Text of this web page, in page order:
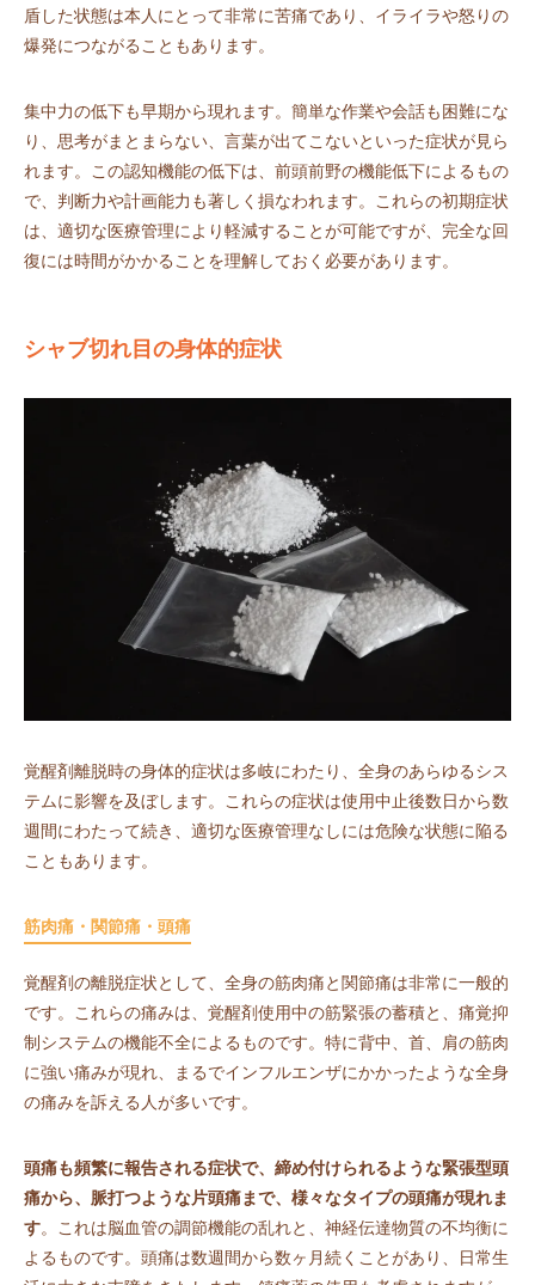
盾した状態は本人にとって非常に苦痛であり、イライラや怒りの
爆発につながることもあります。
集中力の低下も早期から現れます。簡単な作業や会話も困難にな
り、思考がまとまらない、言葉が出てこないといった症状が見ら
れます。この認知機能の低下は、前頭前野の機能低下によるもの
で、判断力や計画能力も著しく損なわれます。これらの初期症状
は、適切な医療管理により軽減することが可能ですが、完全な回
復には時間がかかることを理解しておく必要があります。
シャブ切れ目の身体的症状
覚醒剤離脱時の身体的症状は多岐にわたり、全身のあらゆるシス
テムに影響を及ぼします。これらの症状は使用中止後数日から数
週間にわたって続き、適切な医療管理なしには危険な状態に陥る
こともあります。
筋肉痛・関節痛・頭痛
覚醒剤の離脱症状として、全身の筋肉痛と関節痛は非常に一般的
です。これらの痛みは、覚醒剤使用中の筋緊張の蓄積と、痛覚抑
制システムの機能不全によるものです。特に背中、首、肩の筋肉
に強い痛みが現れ、まるでインフルエンザにかかったような全身
の痛みを訴える人が多いです。
頭痛も頻繁に報告される症状で、締め付けられるような緊張型頭
痛から、脈打つような片頭痛まで、様々なタイプの頭痛が現れま
す。これは脳血管の調節機能の乱れと、神経伝達物質の不均衡に
よるものです。頭痛は数週間から数ヶ月続くことがあり、日常生